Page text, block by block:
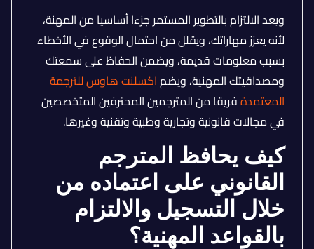
ويعد الالتزام بالتطوير المستمر جزءا أساسيا من المهنة،
لأنه يعزز مهاراتك، ويقلل من احتمال الوقوع في الأخطاء
بسبب معلومات قديمة، ويضمن الحفاظ على سمعتك
ومصداقيتك المهنية، ويضماكسلنت هاوس للترجمة
المعتمدةفريقا من المترجمين المحترفين المتخصصين
في مجالات قانونية وتجارية وطبية وتقنية وغيرها.
كيف يحافظ المترجم
القانوني على اعتماده من
خلال التسجيل والالتزام
بالقواعد المهنية؟